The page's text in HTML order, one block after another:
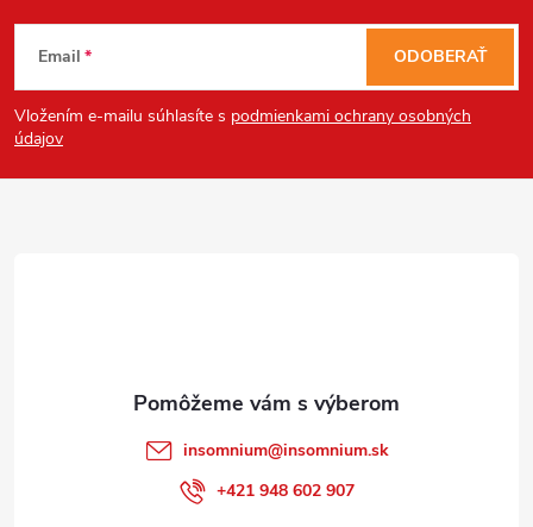
Z
á
p
Email
Vložením e-mailu súhlasíte s podmienkami ochrany osobných
údajov
ODOBERAŤ
insomnium@insomnium.sk
+421 948 602 907
Send